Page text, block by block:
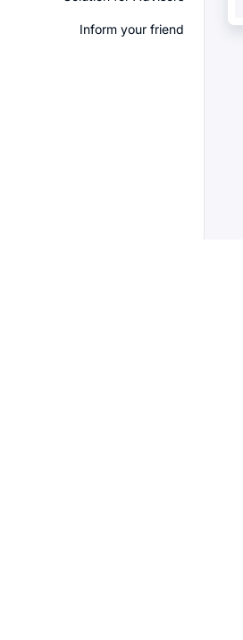
Inform your friend